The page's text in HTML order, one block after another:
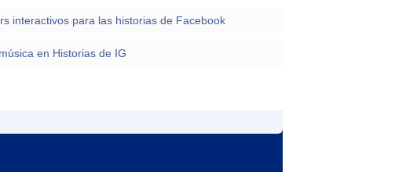
interactivos para las historias de Facebook
en Historias de IG